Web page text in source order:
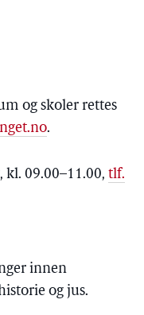
og skoler rettes
.
09.00–11.00, tlf.
innen
og jus.